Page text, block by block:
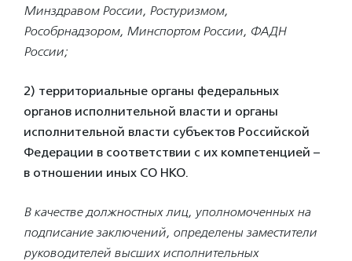
Минздравом России, Ростуризмом,
Рособрнадзором, Минспортом России, ФАДН
России;
2) территориальные органы федеральных
органов исполнительной власти и органы
исполнительной власти субъектов Российской
Федерации в соответствии с их компетенцией –
в отношении иных СО НКО.
В качестве должностных лиц, уполномоченных на
подписание заключений, определены заместители
руководителей высших исполнительных